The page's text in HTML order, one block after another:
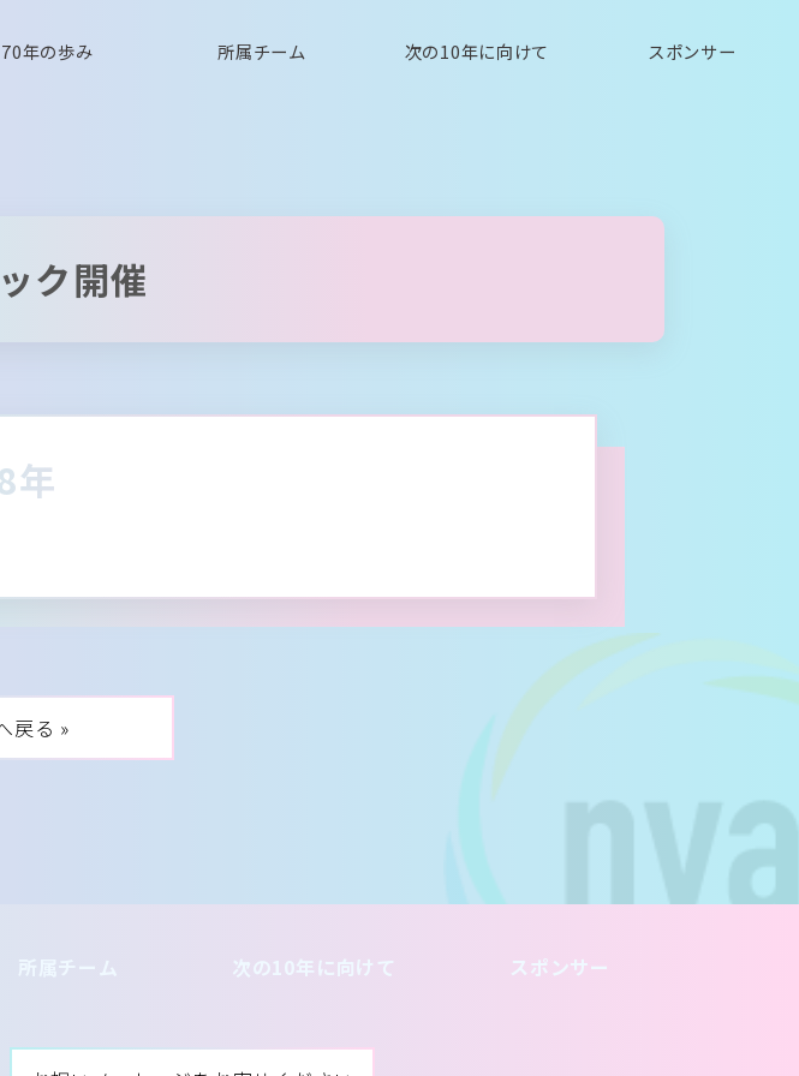
70年の歩み 所属チーム 次の10年に向けて スポンサー
ク開催
年
戻る »
次の10年に向けて スポンサー